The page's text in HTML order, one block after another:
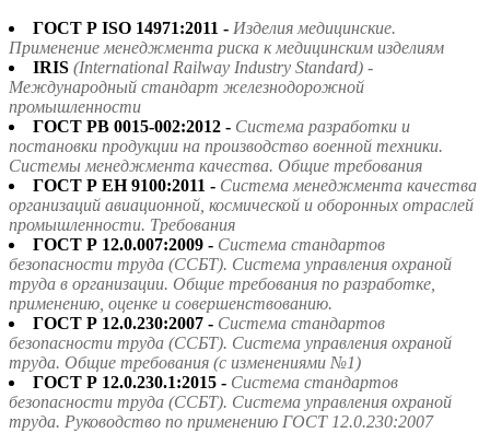
ГОСТ Р ISO 14971:2011 - Изделия медицинские.
Применение менеджмента риска к медицинским изделиям
IRIS (International Railway Industry Standard) -
Международный стандарт железнодорожной
промышленности
ГОСТ РВ 0015-002:2012 - Система разработки и
постановки продукции на производство военной техники.
Системы менеджмента качества. Общие требования
ГОСТ Р ЕН 9100:2011 - Система менеджмента качества
организаций авиационной, космической и оборонных отраслей
промышленности. Требования
ГОСТ Р 12.0.007:2009 - Система стандартов
безопасности труда (ССБТ). Система управления охраной
труда в организации. Общие требования по разработке,
применению, оценке и совершенствованию.
ГОСТ Р 12.0.230:2007 - Система стандартов
безопасности труда (ССБТ). Система управления охраной
труда. Общие требования (с изменениями №1)
ГОСТ Р 12.0.230.1:2015 - Система стандартов
безопасности труда (ССБТ). Система управления охраной
труда. Руководство по применению ГОСТ 12.0.230:2007